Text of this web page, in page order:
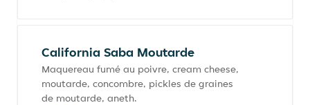
California Saba Moutarde
Maquereau fumé au poivre, cream cheese,
moutarde, concombre, pickles de graines
de moutarde, aneth.